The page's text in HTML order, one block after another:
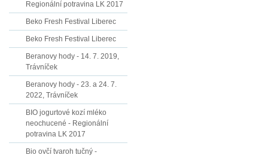
Regionální potravina LK 2017
Beko Fresh Festival Liberec
Beko Fresh Festival Liberec
Beranovy hody - 14. 7. 2019,
Trávníček
Beranovy hody - 23. a 24. 7.
2022, Trávníček
BIO jogurtové kozí mléko
neochucené - Regionální
potravina LK 2017
Bio ovčí tvaroh tučný -